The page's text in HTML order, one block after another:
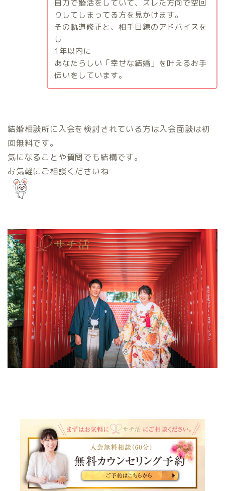
自力で婚活をしていて、ズレた方向で空回
りしてしまってる方を見かけます。
その軌道修正と、相手目線のアドバイスを
し
1 年以内に
あなたらしい「幸せな結婚」を叶えるお手
伝いをしています。
結婚相談所に入会を検討されている方は入会面談は初
回無料です。
気になることや質問でも結構です。
お気軽にご相談くださいね